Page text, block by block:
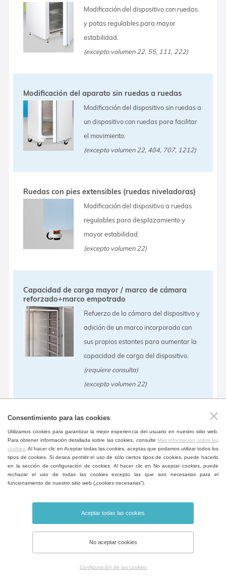
Modificación del dispositivo con ruedas
y patas regulables para mayor
estabilidad.
(excepto volumen 22, 55, 111, 222)
Modificación del aparato sin ruedas a ruedas
Modificación del dispositivo sin ruedas a
un dispositivo con ruedas para facilitar
el movimiento.
(excepto volumen 22, 404, 707, 1212)
Ruedas con pies extensibles (ruedas niveladoras)
Modificación del dispositivo a ruedas
regulables para desplazamiento y
mayor estabilidad.
(excepto volumen 22)
Capacidad de carga mayor / marco de cámara
reforzado+marco empotrado
Refuerzo de la cámara del dispositivo y
adición de un marco incorporado con
sus propios estantes para aumentar la
capacidad de carga del dispositivo.
(requiere consulta)
(excepto volumen 22)
Estantes especiales de chapa forzada.
(excepto volumen 22)
Capacidad de carga mayor del fondo de cámara
aumentar la capacidad de carga de los
lados de la cámara.
Consentimiento para las cookies
Utilizamos cookies para garantizar la mejor experiencia del usuario en nuestro sitio web.
Para obtener información detallada sobre las cookies, consulte Más información sobre las
cookies . Al hacer clic en Aceptar todas las cookies, aceptas que podamos utilizar todos los
tipos de cookies. Si desea permitir el uso de sólo ciertos tipos de cookies, puede hacerlo
en la sección de configuración de cookies. Al hacer clic en No aceptar cookies, puede
rechazar el uso de todas las cookies excepto las que son necesarias para el
funcionamiento de nuestro sitio web („cookies necesarias“).
Aceptar todas las cookies
No aceptar cookies
Configuración de las cookies